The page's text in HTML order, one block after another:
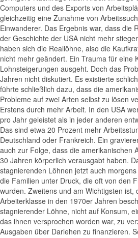
Computers und des Exports von
gleichzeitig eine Zunahme von
Einwanderer. Das Ergebnis war, dass die
der Geschichte der USA nicht mehr
haben sich die Reallöhne, also die
nicht mehr geändert. Ein Trauma für eine
Lohnsteigerungen ausgeht. Doch das
Jahren nicht diskutiert. Es existierte
führte schließlich dazu, dass die
Probleme auf zwei Arten selbst zu lösen
Erstens durch mehr Arbeit. In den USA
pro Jahr geleistet als in jeder anderen
Das sind etwa 20 Prozent mehr
Deutschland oder Frankreich. Ein
auch zur Folge, dass die amerikanischen
30 Jahren körperlich verausgabt haben.
stagnierenden Löhnen jetzt auch
die Familien unter Druck, die oft von den
wurden. Zweitens und am Wichtigsten ist,
Arbeiterklasse in den 1970er Jahren
stagnierender Löhne, nicht auf Konsum,
das ihnen versprochen worden war, zu
Ausgaben über Darlehen zu finanzieren.